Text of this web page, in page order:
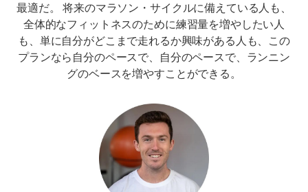
最適だ。 将来のマラソン・サイクルに備えている人も、
全体的なフィットネスのために練習量を増やしたい人
も、単に自分がどこまで走れるか興味がある人も、この
プランなら自分のペースで、自分のペースで、ランニン
グのベースを増やすことができる。